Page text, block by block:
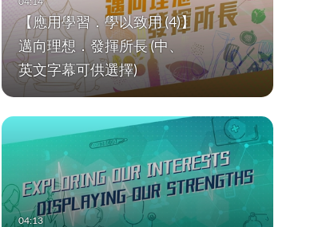
【應用學習．學以致用 (4)】
邁向理想．發揮所長 (中、
英文字幕可供選擇)